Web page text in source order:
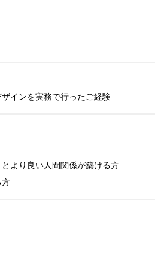
インを実務で行ったご経験
より良い人間関係が築ける方
方